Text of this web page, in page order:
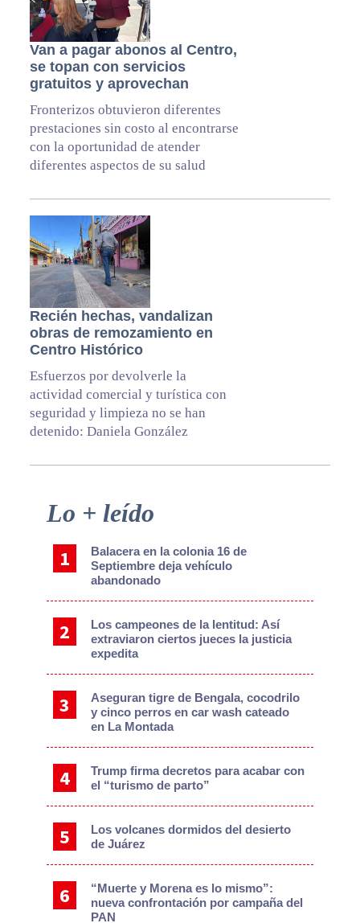
Van a pagar abonos al Centro,
se topan con servicios
gratuitos y aprovechan
Fronterizos obtuvieron diferentes
prestaciones sin costo al encontrarse
con la oportunidad de atender
diferentes aspectos de su salud
Recién hechas, vandalizan
obras de remozamiento en
Centro Histórico
Esfuerzos por devolverle la
actividad comercial y turística con
seguridad y limpieza no se han
detenido: Daniela González
Primary
Lo + leído
Balacera en la colonia 16 de
Septiembre deja vehículo
abandonado
Los campeones de la lentitud: Así
extraviaron ciertos jueces la justicia
expedita
Aseguran tigre de Bengala, cocodrilo
y cinco perros en car wash cateado
en La Montada
Trump firma decretos para acabar con
el “turismo de parto”
Los volcanes dormidos del desierto
de Juárez
“Muerte y Morena es lo mismo”:
nueva confrontación por campaña del
PAN